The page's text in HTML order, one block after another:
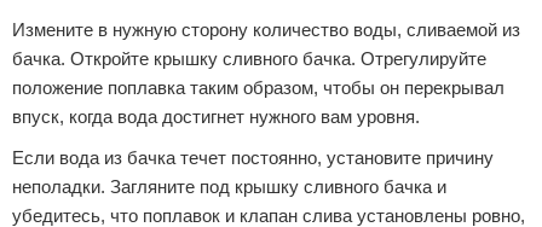
Измените в нужную сторону количество воды, сливаемой из
бачка. Откройте крышку сливного бачка. Отрегулируйте
положение поплавка таким образом, чтобы он перекрывал
впуск, когда вода достигнет нужного вам уровня.
Если вода из бачка течет постоянно, установите причину
неполадки. Загляните под крышку сливного бачка и
убедитесь, что поплавок и клапан слива установлены ровно,